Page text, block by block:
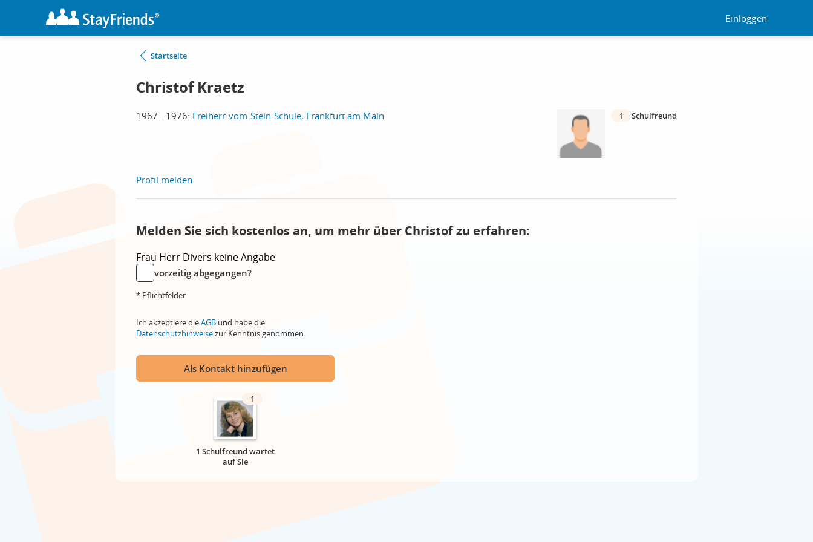
Einloggen
Startseite
Christof Kraetz
1967 - 1976: Freiherr-vom-Stein-Schule, Frankfurt am Main 1 Schulfreund
Profil melden
Melden Sie sich kostenlos an, um mehr über Christof zu erfahren:
Frau Herr Divers keine Angabe
vorzeitig abgegangen?
* Pflichtfelder
Ich akzeptiere dieAGB und habe die
Datenschutzhinweisezur Kenntnis genommen.
Als Kontakt hinzufügen
1
1 Schulfreund wartet
auf Sie